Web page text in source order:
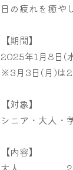
日の疲れを癒や
【期間】
2025年1月8日(
※3月3日(月)は
【対象】
シニア・大人・
【内容】